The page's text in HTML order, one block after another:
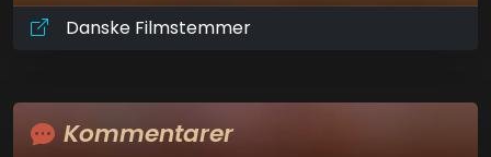
Danske Filmstemmer
Kommentarer